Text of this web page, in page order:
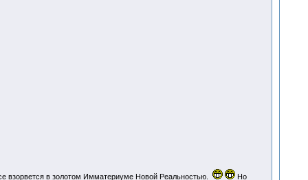
взорвется в золотом Имматериуме Новой Реальностью. Но